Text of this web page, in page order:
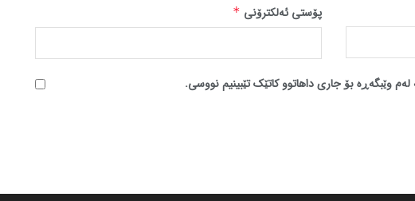
پۆستی ئەلکترۆنی *
وێبگەڕە بۆ جاری داهاتوو کاتێک تێبینیم نووسی.